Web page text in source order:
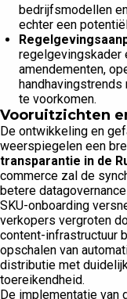
bedrijfsmodellen
echter een
regelgevingskader
amendementen,
te voorkomen.
Vooruitzichten
De ontwikkeling en
weerspiegelen een
transparantie in de
commerce zal de
betere
SKU-onboarding
verkopers vergroten
content-infrastructuur
opschalen van
distributie met
toereikendheid.
De implementatie van